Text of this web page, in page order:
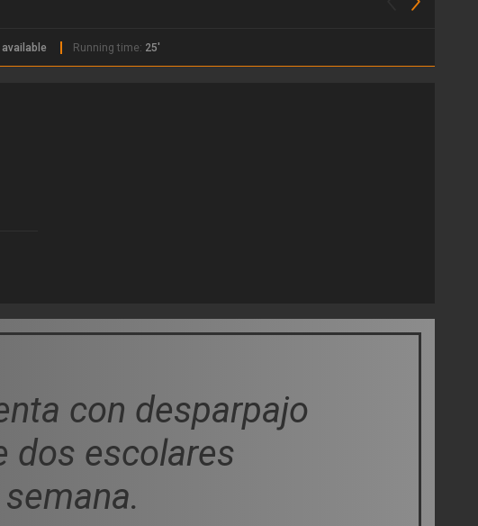
available Running time: 25'
con desparpajo
dos escolares